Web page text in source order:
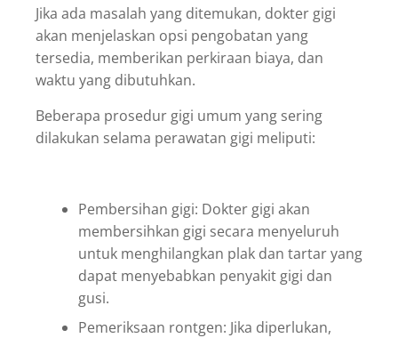
Jika ada masalah yang ditemukan, dokter gigi
akan menjelaskan opsi pengobatan yang
tersedia, memberikan perkiraan biaya, dan
waktu yang dibutuhkan.
Beberapa prosedur gigi umum yang sering
dilakukan selama perawatan gigi meliputi:
Pembersihan gigi: Dokter gigi akan
membersihkan gigi secara menyeluruh
untuk menghilangkan plak dan tartar yang
dapat menyebabkan penyakit gigi dan
gusi.
Pemeriksaan rontgen: Jika diperlukan,